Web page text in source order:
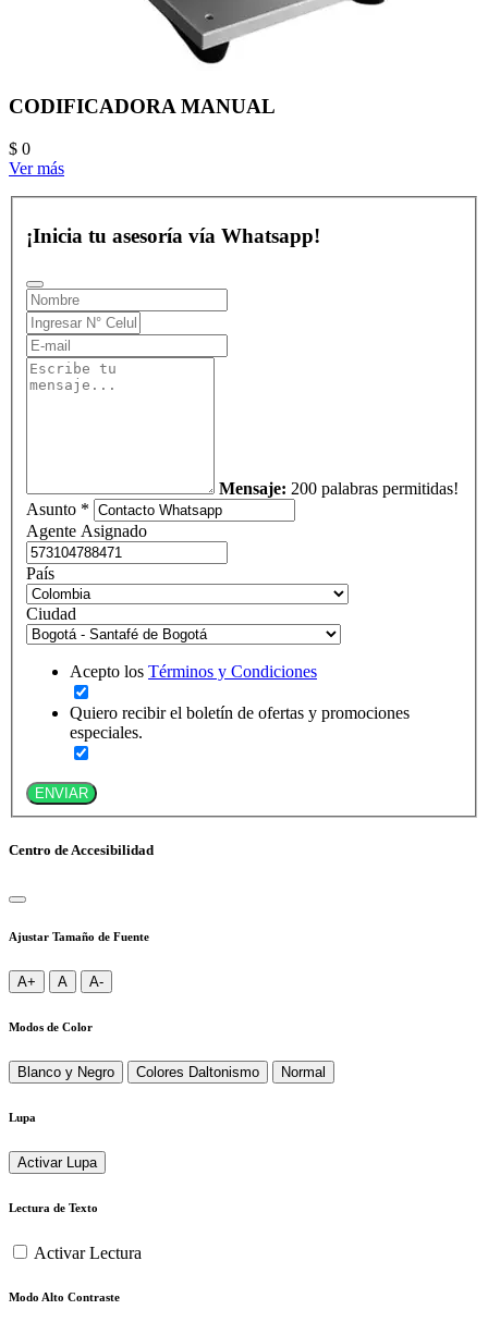
CODIFICADORA MANUAL
$ 0
Ver más
¡Inicia tu asesoría vía Whatsapp!
Mensaje: 200 palabras permitidas!
Asunto *
Agente Asignado
País
Ciudad
Acepto los Términos y Condiciones
Quiero recibir el boletín de ofertas y promociones
especiales.
ENVIAR
Centro de Accesibilidad
Ajustar Tamaño de Fuente
A+ A A-
Modos de Color
Blanco y Negro Colores Daltonismo Normal
Lupa
Activar Lupa
Lectura de Texto
Activar Lectura
Modo Alto Contraste